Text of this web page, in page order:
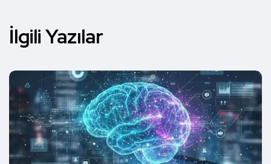
İlgili Yazılar